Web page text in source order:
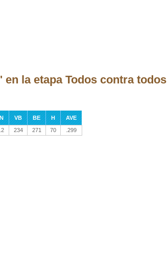
la etapa Todos contra todos
VB BE H
AVE
234 271 70 .299